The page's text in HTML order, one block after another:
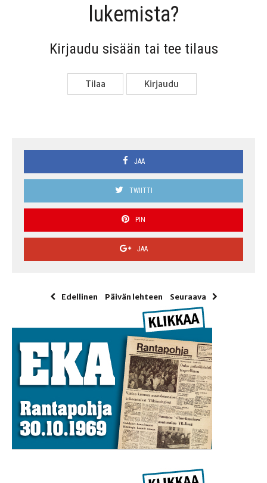
lukemista?
Kir­jau­du sisään tai tee tilaus
Tilaa Kir­jau­du
JAA
TWIITTI
PIN
JAA
Edellinen Päivän lehteen Seuraava